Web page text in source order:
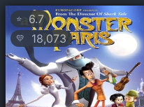
⭐ 6.7
💛 18,073